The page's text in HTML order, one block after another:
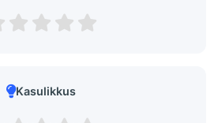
Kasulikkus